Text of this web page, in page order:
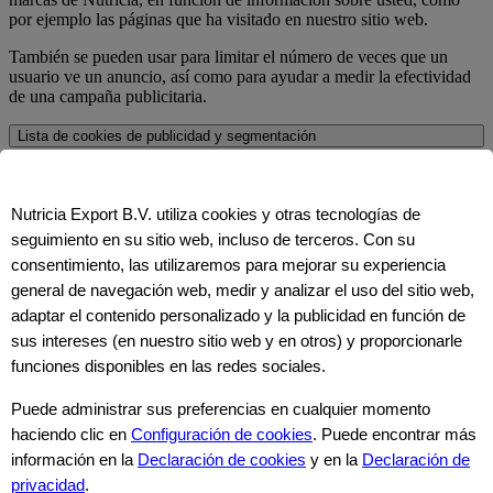
por ejemplo las páginas que ha visitado en nuestro sitio web.
También se pueden usar para limitar el número de veces que un
usuario ve un anuncio, así como para ayudar a medir la efectividad
de una campaña publicitaria.
Lista de cookies de publicidad y segmentación
contenido
Estas cookies se instalan en nuestro sitio web para proporcionar
servicios y funcionalidades de terceros, tales como plataformas de
redes sociales.
Permiten ver contenido de terceros (por ejemplo, videos de
YouTube) o compartir contenido en plataformas de redes sociales
(por ejemplo, mediante el botón de compartir en Facebook).
No se utilizan cookies para redes sociales ni para compartir
contenido en el sitio.
Sus preferencias
Nutricia Export B.V. utiliza cookies y otras tecnologías de
seguimiento en su sitio web, incluso de terceros. Con su
consentimiento, las utilizaremos para mejorar su experiencia
general de navegación web, medir y analizar el uso del sitio web,
adaptar el contenido personalizado y la publicidad en función de
sus intereses (en nuestro sitio web y en otros) y proporcionarle
funciones disponibles en las redes sociales.
Puede administrar sus preferencias en cualquier momento
haciendo clic en Configuración de cookies. Puede encontrar más
información en la Declaración de cookies y en la Declaración de
privacidad.